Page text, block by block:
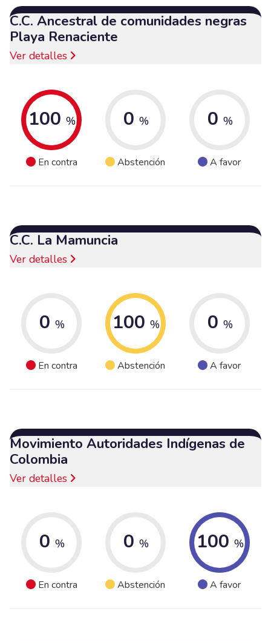
C.C. Ancestral de comunidades negras
Playa Renaciente
Ver detalles
100 %
En contra
0 %
Abstención
0 %
A favor
C.C. La Mamuncia
Ver detalles
0 %
En contra
100 %
Abstención
0 %
A favor
Movimiento Autoridades Indígenas de
Colombia
Ver detalles
0 %
En contra
0 %
Abstención
100 %
A favor